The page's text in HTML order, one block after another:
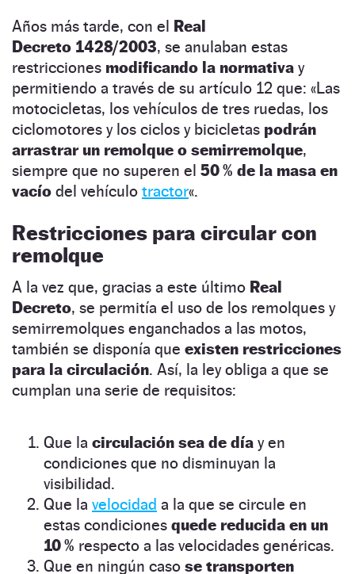
Años más tarde, con el Real
Decreto 1428/2003, se anulaban estas
restricciones modificando la normativa y
permitiendo a través de su artículo 12 que: «Las
motocicletas, los vehículos de tres ruedas, los
ciclomotores y los ciclos y bicicletas podrán
arrastrar un remolque o semirremolque,
siempre que no superen el 50 % de la masa en
vacío del vehículo tractor«.
Restricciones para circular con
remolque
A la vez que, gracias a este último Real
Decreto, se permitía el uso de los remolques y
semirremolques enganchados a las motos,
también se disponía que existen restricciones
para la circulación. Así, la ley obliga a que se
cumplan una serie de requisitos:
Que la circulación sea de día y en
condiciones que no disminuyan la
visibilidad.
Que la velocidad a la que se circule en
estas condiciones quede reducida en un
10 % respecto a las velocidades genéricas.
Que en ningún caso se transporten